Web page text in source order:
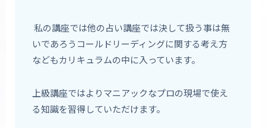
私の講座では他の占い講座では決して扱う事は無
いであろうコールドリーディングに関する考え方
などもカリキュラムの中に入っています。
上級講座ではよりマニアックなプロの現場で使え
る知識を習得していただけます。